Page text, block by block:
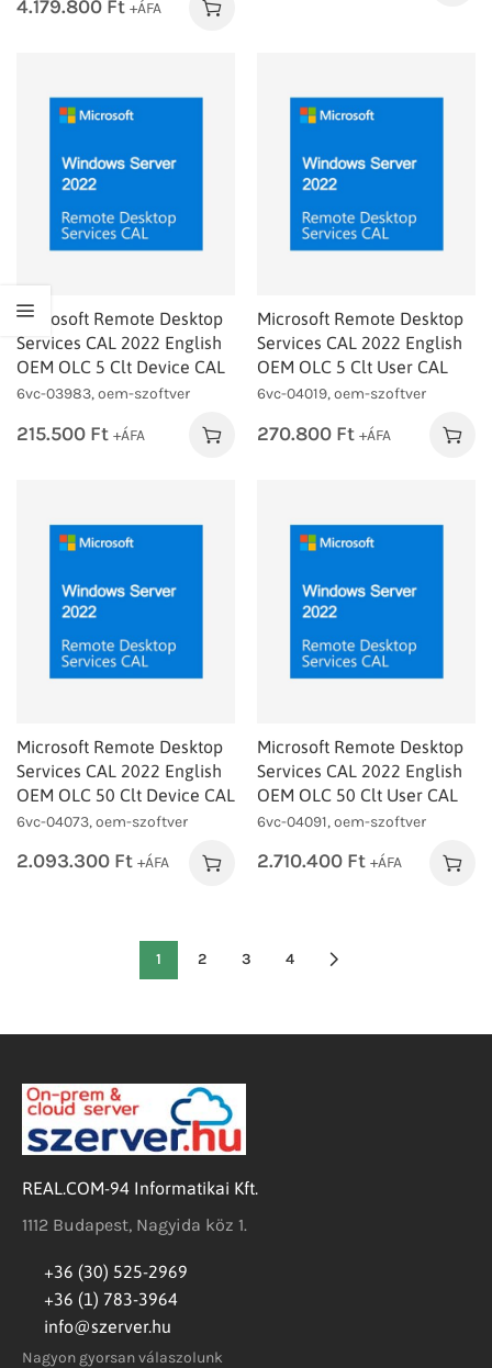
4.179.800 Ft +ÁFA
Microsoft Remote Desktop
Services CAL 2022 English
OEM OLC 5 Clt Device CAL
6vc-03983, oem-szoftver
215.500 Ft +ÁFA
Microsoft Remote Desktop
Services CAL 2022 English
OEM OLC 5 Clt User CAL
6vc-04019, oem-szoftver
270.800 Ft +ÁFA
Microsoft Remote Desktop
Services CAL 2022 English
OEM OLC 50 Clt Device CAL
6vc-04073, oem-szoftver
2.093.300 Ft +ÁFA
Microsoft Remote Desktop
Services CAL 2022 English
OEM OLC 50 Clt User CAL
6vc-04091, oem-szoftver
2.710.400 Ft +ÁFA
1 2 3 4
REAL.COM-94 Informatikai Kft.
1112 Budapest, Nagyida köz 1.
+36 (30) 525-2969
+36 (1) 783-3964
info@szerver.hu
Nagyon gyorsan válaszolunk